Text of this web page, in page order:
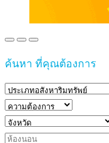
ค้นหา ที่คุณต้องการ